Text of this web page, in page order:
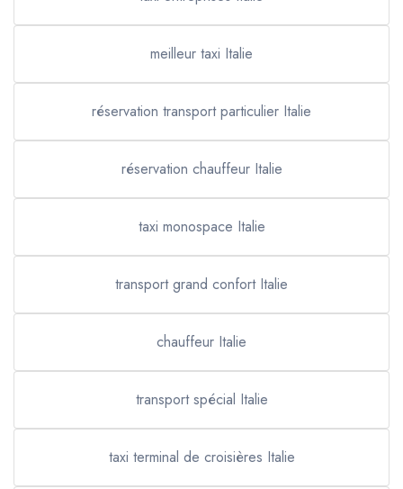
meilleur taxi Italie
réservation transport particulier Italie
réservation chauffeur Italie
taxi monospace Italie
transport grand confort Italie
chauffeur Italie
transport spécial Italie
taxi terminal de croisières Italie